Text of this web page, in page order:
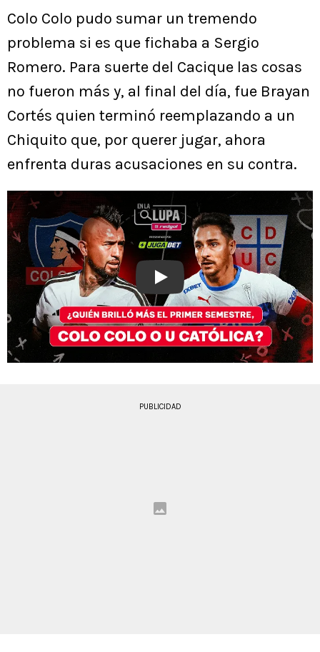
Colo Colo pudo sumar un tremendo
problema si es que fichaba a Sergio
Romero. Para suerte del Cacique las cosas
no fueron más y, al final del día, fue Brayan
Cortés quien terminó reemplazando a un
Chiquito que, por querer jugar, ahora
enfrenta duras acusaciones en su contra.
Play
PUBLICIDAD